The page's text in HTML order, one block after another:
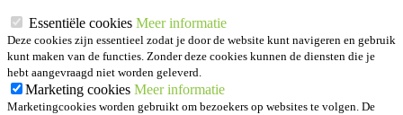
Essentiële cookies Meer informatie
Deze cookies zijn essentieel zodat je door de website kunt navigeren en gebruik
kunt maken van de functies. Zonder deze cookies kunnen de diensten die je
hebt aangevraagd niet worden geleverd.
Marketing cookies Meer informatie
Marketingcookies worden gebruikt om bezoekers op websites te volgen. De